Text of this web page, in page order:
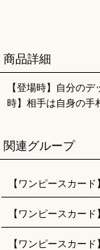
商品詳細
【登場時】自分の
時】相手は自身の手
関連グループ
【ワンピースカー
【ワンピースカード
【ワンピースカー